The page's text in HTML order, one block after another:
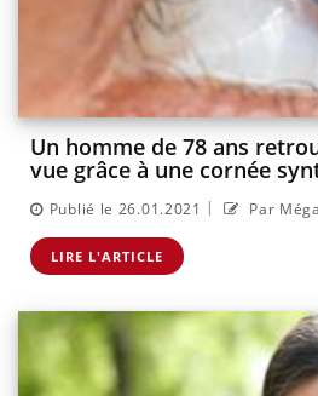
Un homme de 78 ans
vue grâce à une cornée
Publié le 26.01.2021 | Par
LIRE L'ARTICLE